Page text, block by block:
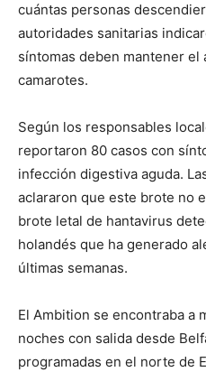
cuántas personas
autoridades sanitarias
síntomas deben mantener el
camarotes.
Según los responsables
reportaron 80 casos con
infección digestiva aguda.
aclararon que este brote no
brote letal de hantavirus
holandés que ha generado
últimas semanas.
El Ambition se encontraba a
noches con salida desde
programadas en el norte de